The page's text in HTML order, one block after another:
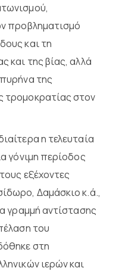
προβληματισμό
και τη
και της βίας, αλλά
της
τρομοκρατίας στον
η τελευταία
γόνιμη περίοδος
εξέχοντες
Δαμάσκιο κ.ά.,
γραμμή αντίστασης
του
στη
ιερών και